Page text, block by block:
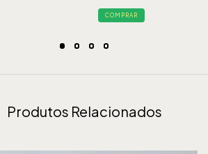
COMPRAR
Produtos Relacionados